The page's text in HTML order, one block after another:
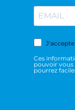
Ces
pouvoir vous
pourrez